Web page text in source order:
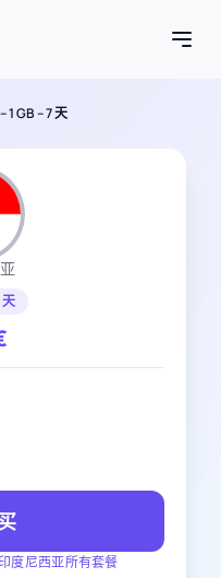
1 GB – 7 天
天
度尼西亚所有套餐